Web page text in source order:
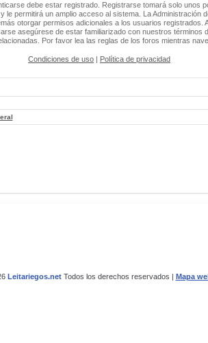
debe estar registrado. Registrarse tomará solo unos
le permitirá un amplio acceso al sistema. La Administración
otorgar permisos adicionales a los usuarios registrados.
asegúrese de estar familiarizado con nuestros términos
Por favor lea las reglas de los foros mientras
Condiciones de uso | Política de privacidad
Leitariegos.netTodos los derechos reservados | Mapa